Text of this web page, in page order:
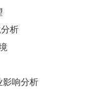
析
影响分析